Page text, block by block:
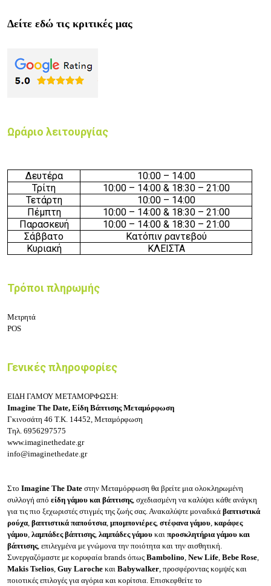
Δείτε εδώ τις κριτικές μας
Ωράριο λειτουργίας
Δευτέρα
10:00 – 14:00
Τρίτη
10:00 – 14:00 & 18:30 – 21:00
Τετάρτη
10:00 – 14:00
Πέμπτη
10:00 – 14:00 & 18:30 – 21:00
Παρασκευή
10:00 – 14:00 & 18:30 – 21:00
Σάββατο
Κατόπιν ραντεβού
Κυριακή
ΚΛΕΙΣΤΑ
Τρόποι πληρωμής
Μετρητά
POS
Γενικές πληροφορίες
ΕΙΔΗ ΓΑΜΟΥ ΜΕΤΑΜΟΡΦΩΣΗ:
Imagine The Date, Είδη Βάπτισης Μεταμόρφωση
Γκινοσάτη 46 Τ.Κ. 14452, Μεταμόρφωση
Τηλ. 6956297575
www.imaginethedate.gr
info@imaginethedate.gr
Στο Imagine The Date στην Μεταμόρφωση θα βρείτε μια ολοκληρωμένη
συλλογή από είδη γάμου και βάπτισης, σχεδιασμένη να καλύψει κάθε ανάγκη
για τις πιο ξεχωριστές στιγμές της ζωής σας. Ανακαλύψτε μοναδικά βαπτιστικά
ρούχα, βαπτιστικά παπούτσια, μπομπονιέρες, στέφανα γάμου, καράφες
γάμου, λαμπάδες βάπτισης, λαμπάδες γάμου και προσκλητήρια γάμου και
βάπτισης, επιλεγμένα με γνώμονα την ποιότητα και την αισθητική.
Συνεργαζόμαστε με κορυφαία brands όπως Bambolino, New Life, Bebe Rose,
Makis Tselios, Guy Laroche και Babywalker, προσφέροντας κομψές και
ποιοτικές επιλογές για αγόρια και κορίτσια. Επισκεφθείτε το